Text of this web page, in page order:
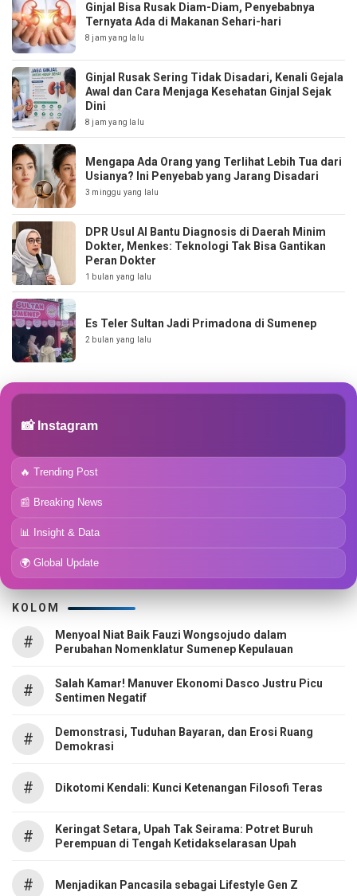
Ginjal Bisa Rusak Diam-Diam, Penyebabnya
Ternyata Ada di Makanan Sehari-hari
8 jam yang lalu
Ginjal Rusak Sering Tidak Disadari, Kenali Gejala
Awal dan Cara Menjaga Kesehatan Ginjal Sejak
Dini
8 jam yang lalu
Mengapa Ada Orang yang Terlihat Lebih Tua dari
Usianya? Ini Penyebab yang Jarang Disadari
3 minggu yang lalu
DPR Usul AI Bantu Diagnosis di Daerah Minim
Dokter, Menkes: Teknologi Tak Bisa Gantikan
Peran Dokter
1 bulan yang lalu
Es Teler Sultan Jadi Primadona di Sumenep
2 bulan yang lalu
📸 Instagram
🔥 Trending Post
📰 Breaking News
📊 Insight & Data
🌍 Global Update
KOLOM
#
Menyoal Niat Baik Fauzi Wongsojudo dalam
Perubahan Nomenklatur Sumenep Kepulauan
#
Salah Kamar! Manuver Ekonomi Dasco Justru Picu
Sentimen Negatif
#
Demonstrasi, Tuduhan Bayaran, dan Erosi Ruang
Demokrasi
# Dikotomi Kendali: Kunci Ketenangan Filosofi Teras
#
Keringat Setara, Upah Tak Seirama: Potret Buruh
Perempuan di Tengah Ketidakselarasan Upah
# Menjadikan Pancasila sebagai Lifestyle Gen Z